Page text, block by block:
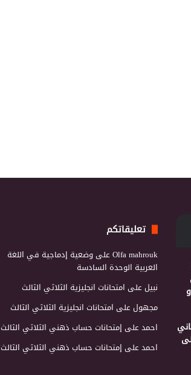
تعليقاتكم
Olfa mahroukعلىوضعية إدماجية في اللغة
العربية الوحدة السادسة
نبيلعلى امتحانات انجليزية الثلاثي الثالث
مجهولعلى امتحانات انجليزية الثلاثي الثالث
احمدعلى إمتحانات حساب ذهني الثلاثي الثالث
احمدعلى إمتحانات حساب ذهني الثلاثي الثالث